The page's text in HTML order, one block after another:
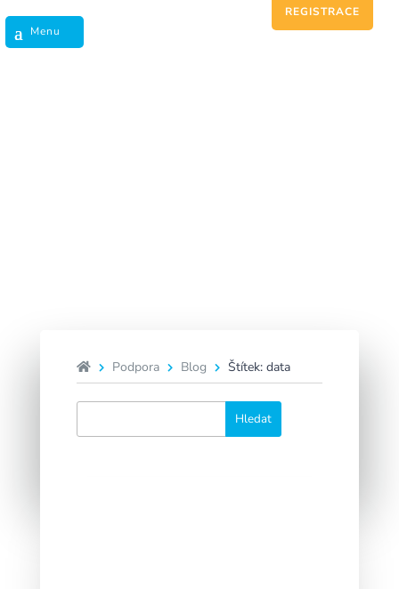
REGISTRACE
Podpora Blog Štítek: data
Občas se vyskytne potřeba sloučit